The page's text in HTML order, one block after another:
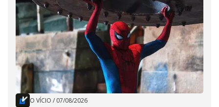
O VÍCIO / 07/08/2026